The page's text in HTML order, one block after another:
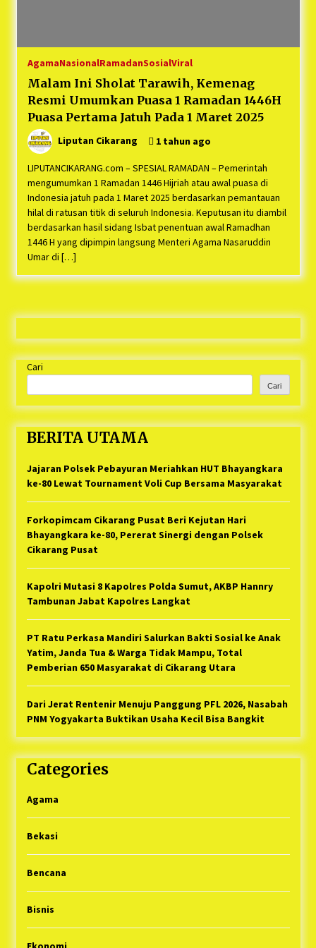
Sebelum Waktunya
1 tahun ago
Kartini Penggerak Lingkungan dari Sampah
1 tahun ago
PNM Berangkatkan Ratusan Peserta : Mudik
Aman Sampai Tujuan BUMN 2025
1 tahun ago
Ketua Umum Jurpala KOSMI Indonesia Gilang
Bayu Nugraha, S.H, Ucapkan Terimakasih Atas
Support Camat Kedungwaringin Memberikan
Cepat Polres Metro Bekasi dan Polsek Cikarang
Pengusiran Pendirian Posko
Kodim 0509 Kabupaten Bekasi Terima 20
Jelang Ramadhan, Kecamatan Cikarang Pusat
Gelar STQ ke-VII
AgamaNasionalRamadanSosialViral
Malam Ini Sholat Tarawih, Kemenag
Resmi Umumkan Puasa 1 Ramadan 1446H
Puasa Pertama Jatuh Pada 1 Maret 2025
Liputan Cikarang 1 tahun ago
LIPUTANCIKARANG.com – SPESIAL RAMADAN – Pemerintah
mengumumkan 1 Ramadan 1446 Hijriah atau awal puasa di
Indonesia jatuh pada 1 Maret 2025 berdasarkan pemantauan
hilal di ratusan titik di seluruh Indonesia. Keputusan itu diambil
berdasarkan hasil sidang Isbat penentuan awal Ramadhan
1446 H yang dipimpin langsung Menteri Agama Nasaruddin
Umar di […]
Cari
Cari
BERITA UTAMA
Jajaran Polsek Pebayuran Meriahkan HUT Bhayangkara
ke-80 Lewat Tournament Voli Cup Bersama Masyarakat
Forkopimcam Cikarang Pusat Beri Kejutan Hari
Bhayangkara ke-80, Pererat Sinergi dengan Polsek
Cikarang Pusat
Kapolri Mutasi 8 Kapolres Polda Sumut, AKBP Hannry
Tambunan Jabat Kapolres Langkat
PT Ratu Perkasa Mandiri Salurkan Bakti Sosial ke Anak
Yatim, Janda Tua & Warga Tidak Mampu, Total
Pemberian 650 Masyarakat di Cikarang Utara
Dari Jerat Rentenir Menuju Panggung PFL 2026, Nasabah
PNM Yogyakarta Buktikan Usaha Kecil Bisa Bangkit
Categories
Agama
Bekasi
Bencana
Bisnis